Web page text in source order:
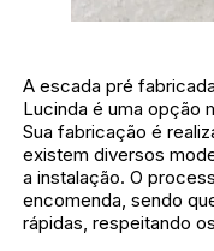
A escada pré
Lucinda é uma opção
Sua fabricação é
existem diversos
a instalação. O
encomenda, sendo
rápidas, respeitando